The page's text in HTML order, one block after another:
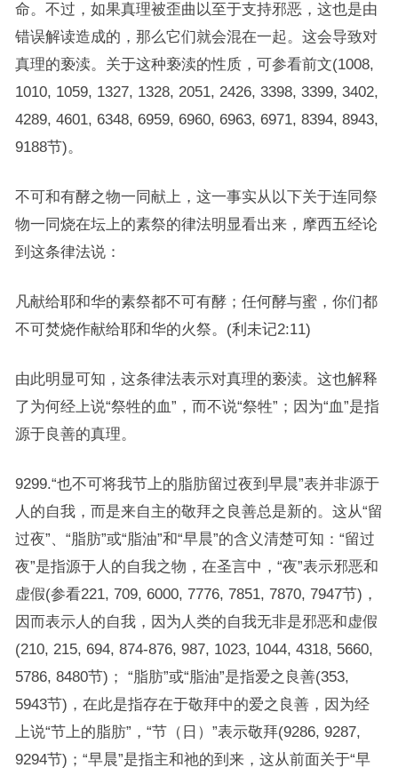
命。不过，如果真理被歪曲以至于支持邪恶，这也是由
错误解读造成的，那么它们就会混在一起。这会导致对
真理的亵渎。关于这种亵渎的性质，可参看前文(1008,
1010, 1059, 1327, 1328, 2051, 2426, 3398, 3399, 3402,
4289, 4601, 6348, 6959, 6960, 6963, 6971, 8394, 8943,
9188节)。
不可和有酵之物一同献上，这一事实从以下关于连同祭
物一同烧在坛上的素祭的律法明显看出来，摩西五经论
到这条律法说：
凡献给耶和华的素祭都不可有酵；任何酵与蜜，你们都
不可焚烧作献给耶和华的火祭。(利未记2:11)
由此明显可知，这条律法表示对真理的亵渎。这也解释
了为何经上说“祭牲的血”，而不说“祭牲”；因为“血”是指
源于良善的真理。
9299.“也不可将我节上的脂肪留过夜到早晨”表并非源于
人的自我，而是来自主的敬拜之良善总是新的。这从“留
过夜”、“脂肪”或“脂油”和“早晨”的含义清楚可知：“留过
夜”是指源于人的自我之物，在圣言中，“夜”表示邪恶和
虚假(参看221, 709, 6000, 7776, 7851, 7870, 7947节)，
因而表示人的自我，因为人类的自我无非是邪恶和虚假
(210, 215, 694, 874-876, 987, 1023, 1044, 4318, 5660,
5786, 8480节)； “脂肪”或“脂油”是指爱之良善(353,
5943节)，在此是指存在于敬拜中的爱之良善，因为经
上说“节上的脂肪”，“节（日）”表示敬拜(9286, 9287,
9294节)；“早晨”是指主和祂的到来，这从前面关于“早